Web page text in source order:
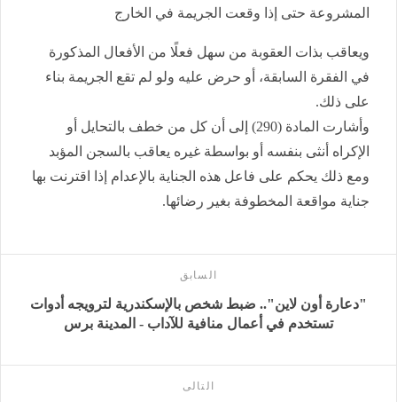
المشروعة حتى إذا وقعت الجريمة في الخارج
ويعاقب بذات العقوبة من سهل فعلًا من الأفعال المذكورة
في الفقرة السابقة، أو حرض عليه ولو لم تقع الجريمة بناء
على ذلك.
وأشارت المادة (290) إلى أن كل من خطف بالتحايل أو
الإكراه أنثى بنفسه أو بواسطة غيره يعاقب بالسجن المؤبد
ومع ذلك يحكم على فاعل هذه الجناية بالإعدام إذا اقترنت بها
جناية مواقعة المخطوفة بغير رضائها.
السابق
"دعارة أون لاين".. ضبط شخص بالإسكندرية لترويجه أدوات
تستخدم في أعمال منافية للآداب - المدينة برس
التالى